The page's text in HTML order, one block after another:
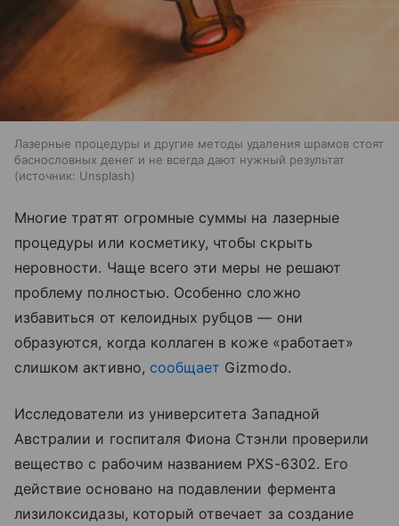
Лазерные процедуры и другие методы удаления шрамов стоят
баснословных денег и не всегда дают нужный результат
источник: Unsplash
Многие тратят огромные суммы на лазерные
процедуры или косметику, чтобы скрыть
неровности. Чаще всего эти меры не решают
проблему полностью. Особенно сложно
избавиться от келоидных рубцов — они
образуются, когда коллаген в коже «работает»
слишком активно, сообщает Gizmodo.
Исследователи из университета Западной
Австралии и госпиталя Фиона Стэнли проверили
вещество с рабочим названием PXS-6302. Его
действие основано на подавлении фермента
лизилоксидазы, который отвечает за создание